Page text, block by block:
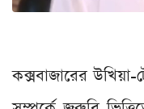
কক্সবাজারের